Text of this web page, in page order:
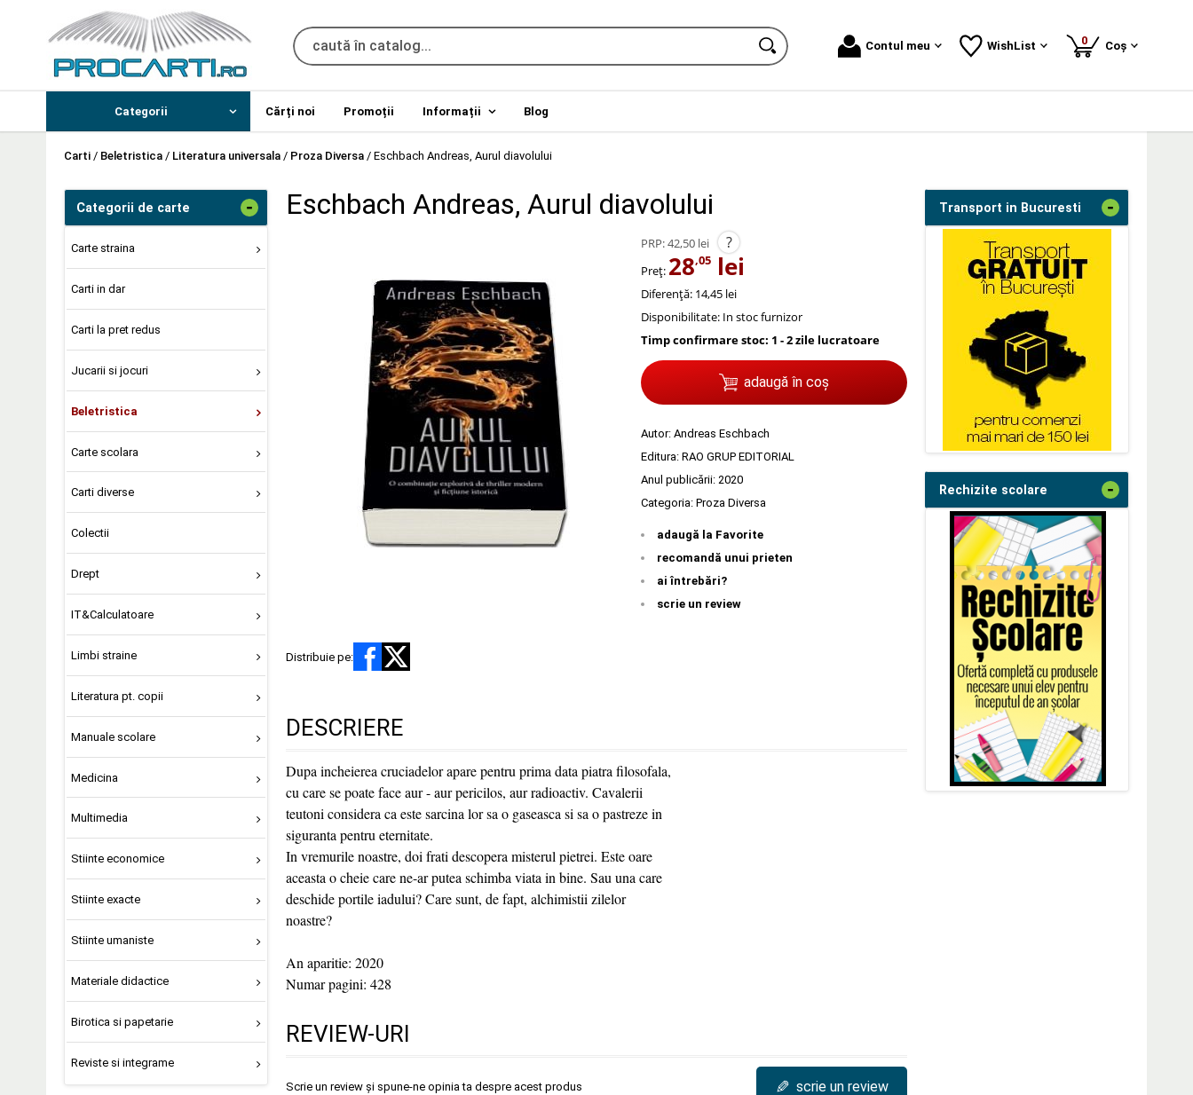
Contul meu WishList 0produse
Coș
Categorii Cărți noi Promoții Informații Blog
Carti / Beletristica / Literatura universala / Proza Diversa / Eschbach Andreas, Aurul diavolului
Categorii de carte -
Carte straina
Carti in dar
Carti la pret redus
Jucarii si jocuri
Beletristica
Carte scolara
Carti diverse
Colectii
Drept
IT&Calculatoare
Limbi straine
Literatura pt. copii
Manuale scolare
Medicina
Multimedia
Stiinte economice
Stiinte exacte
Stiinte umaniste
Materiale didactice
Birotica si papetarie
Reviste si integrame
Eschbach Andreas, Aurul diavolului
PRP:42,50 lei ?
Preț: 28,05 lei
Diferență: 14,45 lei
Disponibilitate: In stoc furnizor
Timp confirmare stoc: 1 - 2 zile lucratoare
adaugă în coș
Autor: Andreas Eschbach
Editura: RAO GRUP EDITORIAL
Anul publicării: 2020
Categoria: Proza Diversa
adaugă la Favorite
recomandă unui prieten
ai întrebări?
scrie un review
Distribuie pe:
DESCRIERE
Dupa incheierea cruciadelor apare pentru prima data piatra filosofala,
cu care se poate face aur - aur pericilos, aur radioactiv. Cavalerii
teutoni considera ca este sarcina lor sa o gaseasca si sa o pastreze in
siguranta pentru eternitate.
In vremurile noastre, doi frati descopera misterul pietrei. Este oare
aceasta o cheie care ne-ar putea schimba viata in bine. Sau una care
deschide portile iadului? Care sunt, de fapt, alchimistii zilelor
noastre?
An aparitie: 2020
Numar pagini: 428
REVIEW-URI
Scrie un review și spune-ne opinia ta despre acest produs ✎ scrie un review
Transport in Bucuresti -
Rechizite scolare -